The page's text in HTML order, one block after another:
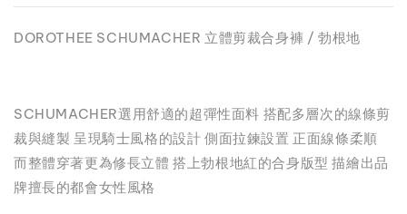
DOROTHEE SCHUMACHER 立體剪裁合身褲 / 勃根地
SCHUMACHER選用舒適的超彈性面料 搭配多層次的線條剪
裁與縫製 呈現騎士風格的設計 側面拉鍊設置 正面線條柔順
而整體穿著更為修長立體 搭上勃根地紅的合身版型 描繪出品
牌擅長的都會女性風格